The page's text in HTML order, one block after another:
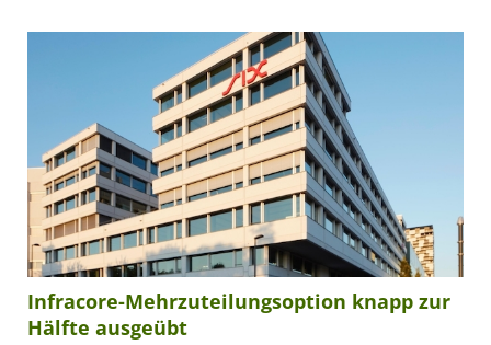
Infracore-Mehrzuteilungsoption knapp zur
Hälfte ausgeübt